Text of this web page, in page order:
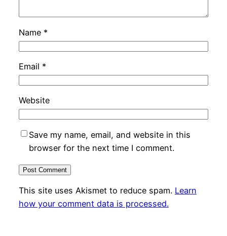
Name *
Email *
Website
Save my name, email, and website in this
browser for the next time I comment.
This site uses Akismet to reduce spam. Learn
how your comment data is processed.